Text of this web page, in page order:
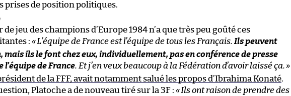
prises de position politiques.
de jeu des champions d’Europe 1984 n’a que très peu goûté ces
: «L’équipe de France est l’équipe de tous les Français. Ils peuvent
ils le font chez eux, individuellement, pas en conférence de presse
l’équipe de France. Et j’en veux beaucoup à la Fédération d’avoir laissé ça.»
de la FFF, avait notamment salué les propos d’Ibrahima Konaté.
Platoche a de nouveau tiré sur la 3F : «Ils ont raison de prendre des